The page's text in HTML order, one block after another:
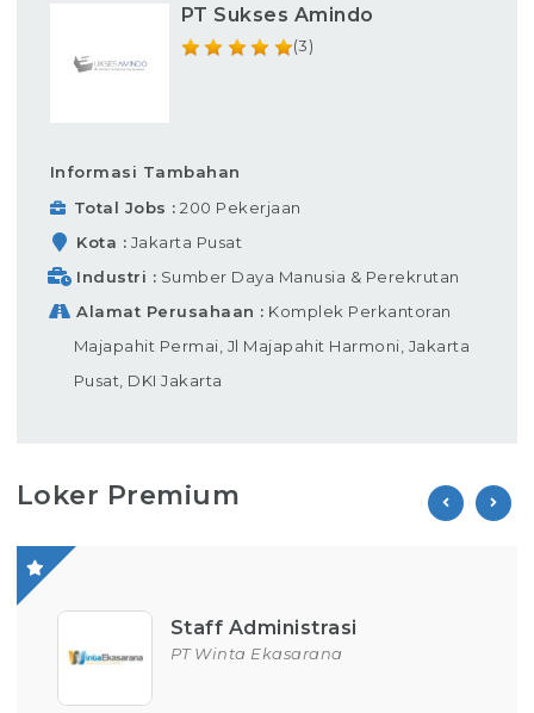
PT Sukses Amindo
(3)
Informasi Tambahan
Total Jobs
200 Pekerjaan
Kota
Jakarta Pusat
Industri
Sumber Daya Manusia & Perekrutan
Alamat Perusahaan
Komplek Perkantoran
Majapahit Permai, Jl Majapahit Harmoni, Jakarta
Pusat, DKI Jakarta
Loker Premium
Staff Administrasi
PT Winta Ekasarana